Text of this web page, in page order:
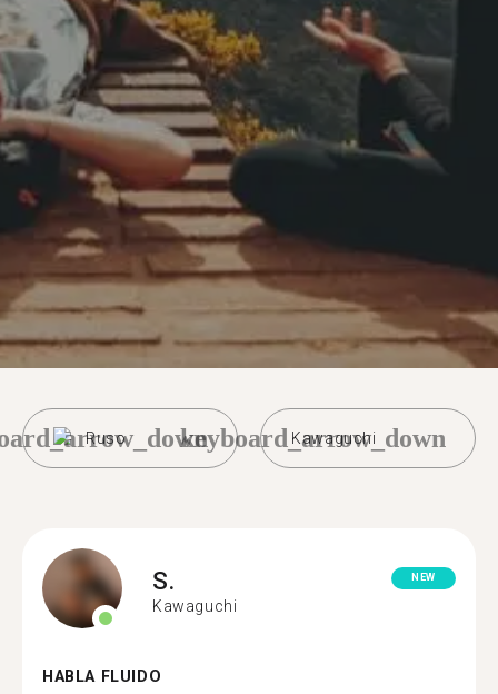
Ruso Kawaguchi
keyboard_arrow_down
S.
Kawaguchi
NEW
HABLA FLUIDO